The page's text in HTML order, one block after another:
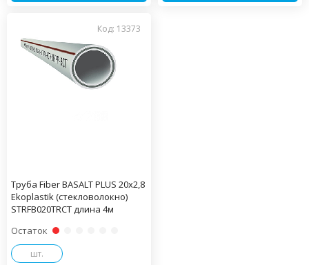
Код: 13373
Труба Fiber BASALT PLUS 20x2,8
Ekoplastik (стекловолокно)
STRFB020TRCT длина 4м
Остаток
шт.